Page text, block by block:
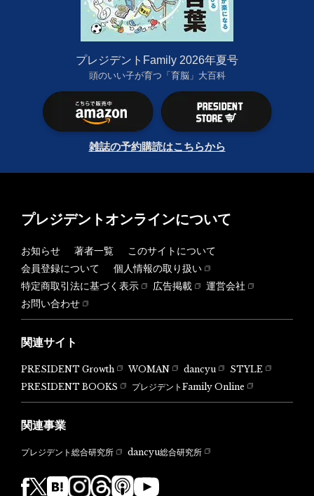
プレジデントFamily 2026年夏号
頭のいい子が育つ「育脳」大百科
雑誌の予約購読はこちらから
プレジデントオンラインについて
お知らせ 著者一覧
このサイトについて
会員登録について
個人情報の取り扱い
特定商取引法に基づく表示
広告掲載
運営会社
お問い合わせ
関連サイト
PRESIDENT Growth WOMAN dancyu
STYLE
PRESIDENT BOOKS
プレジデントFamily Online
関連事業
プレジデント総合研究所 dancyu総合研究所